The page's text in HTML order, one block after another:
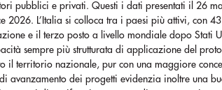
pubblici e privati. Questi i dati presentati il 26
2026. L’Italia si colloca tra i paesi più attivi, con
e il terzo posto a livello mondiale dopo Stati
sempre più strutturata di applicazione del
il territorio nazionale, pur con una maggiore
avanzamento dei progetti evidenzia inoltre una